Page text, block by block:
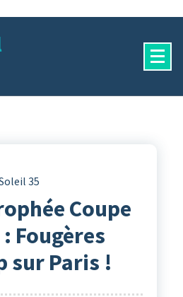
35
Coupe
Fougères
sur Paris !